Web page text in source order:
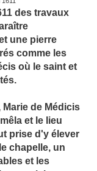
des travaux
une pierre
comme les
où le saint et
de Médicis
et le lieu
prise d'y élever
chapelle, un
et les